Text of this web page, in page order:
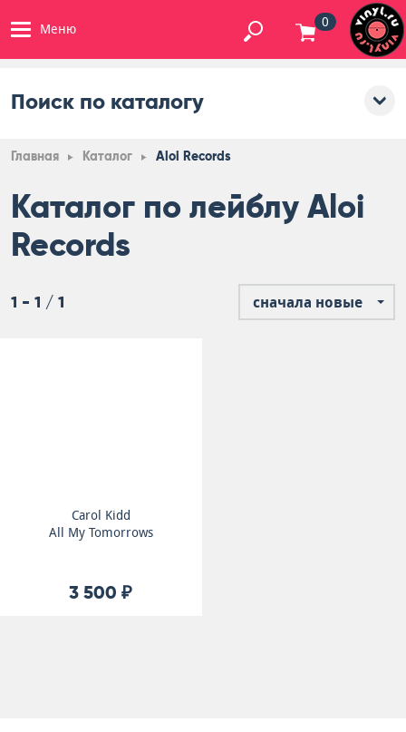
Меню 0
Поиск по каталогу
Главная Каталог Aloi Records
Каталог по лейблу Aloi
Records
1 - 1 / 1 сначала новые
Carol Kidd
All My Tomorrows
3 500 ₽